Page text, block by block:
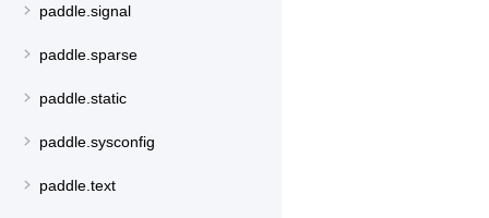
paddle.signal
paddle.sparse
paddle.static
paddle.sysconfig
paddle.text